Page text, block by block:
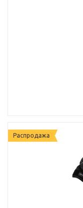
Распродажа